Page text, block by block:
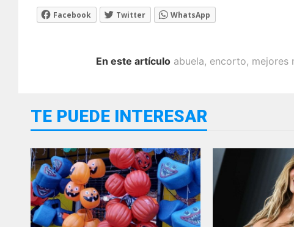
Facebook Twitter WhatsApp
En este artículo abuela, encorto, mejores
TE PUEDE INTERESAR